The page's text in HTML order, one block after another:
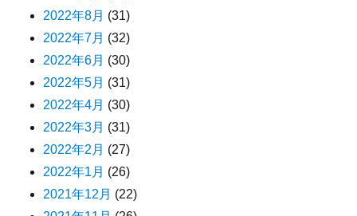
2022年8月 (31)
2022年7月 (32)
2022年6月 (30)
2022年5月 (31)
2022年4月 (30)
2022年3月 (31)
2022年2月 (27)
2022年1月 (26)
2021年12月 (22)